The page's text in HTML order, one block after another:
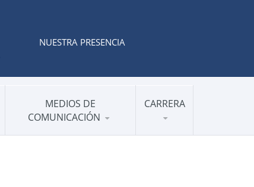
NUESTRA PRESENCIA
MEDIOS DE
COMUNICACIÓN
CARRERA